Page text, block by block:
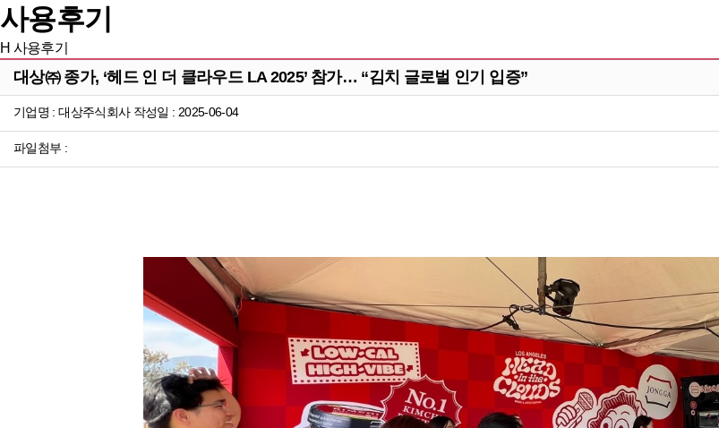
사용후기
H 사용후기
대상㈜ 종가, ‘헤드 인 더 클라우드 LA 2025’ 참가… “김치 글로벌 인기 입증”
기업명 : 대상주식회사 작성일 : 2025-06-04
파일첨부 :